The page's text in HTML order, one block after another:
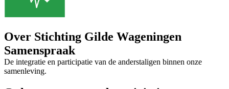
Over Stichting Gilde Wageningen
Samenspraak
De integratie en participatie van de anderstaligen binnen onze
samenleving.